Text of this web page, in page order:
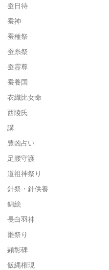
蚕日待
蚕神
蚕種祭
蚕糸祭
蚕霊尊
蚕養国
衣織比女命
西陵氏
講
豊凶占い
足腰守護
道祖神祭り
針祭・針供養
錦絵
長白羽神
雛祭り
顕彰碑
飯縄権現